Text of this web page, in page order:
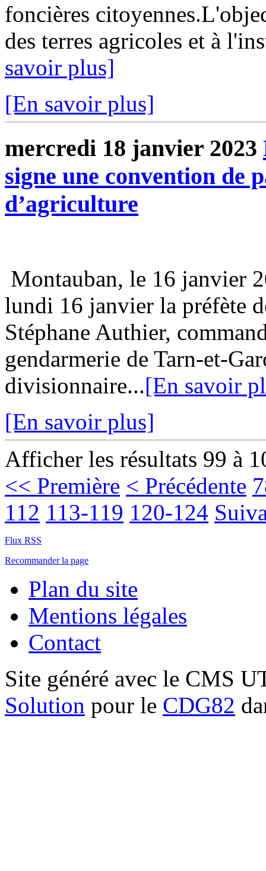
foncières
des terres agricoles et à
savoir plus]
[En savoir plus]
mercredi 18 janvier 2023
signe une convention de
d’agriculture
Montauban, le 16 janvier
lundi 16 janvier la préfète
Stéphane Authier,
gendarmerie de Tarn-et-
divisionnaire...[En savoir
[En savoir plus]
Afficher les résultats 99 à
<< Première < Précédente
112 113-119 120-124
Flux RSS
Recommander la page
Plan du site
Mentions légales
Contact
Site généré avec le CMS
Solution pour le CDG82